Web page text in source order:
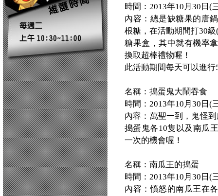
時間：2013年10月30日(
內容：總是缺糖果的唐
根糖，在活動期間打30
糖果盒，其中就有機率
換取超棒禮物喔！
此活動期間每天可以進行
名稱：搗蛋鬼大鬧吞食
時間：2013年10月30日(
內容：萬聖一到，鬼怪
搗蛋鬼各10隻以及南瓜
一次的機會喔！
名稱：南瓜王的搗蛋
時間：2013年10月30日(
內容：憤怒的南瓜王在